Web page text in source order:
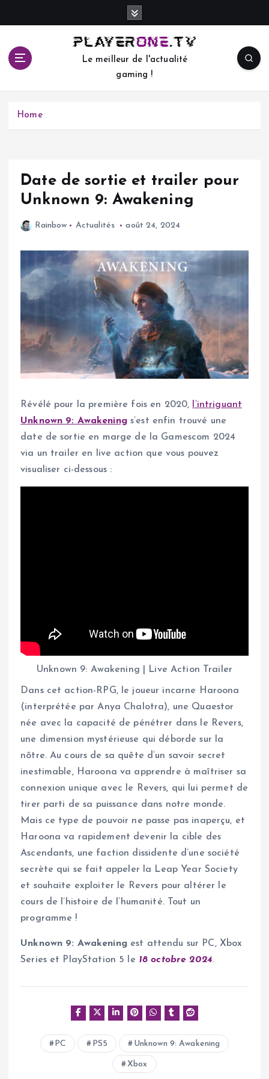
c
Le meilleur de l'actualité
gaming !
Home
Date de sortie et trailer pour
Unknown 9: Awakening
Rainbow Actualités août 24, 2024
Révélé pour la première fois en 2020, l’intriguant
Unknown 9: Awakenings’est enfin trouvé une
date de sortie en marge de la Gamescom 2024
via un trailer en live action que vous pouvez
visualiser ci-dessous :
Unknown 9: Awakening | Live Action Trailer
Dans cet action-RPG, le joueur incarne Haroona
(interprétée par Anya Chalotra), une Quaestor
née avec la capacité de pénétrer dans le Revers,
une dimension mystérieuse qui déborde sur la
nôtre. Au cours de sa quête d’un savoir secret
inestimable, Haroona va apprendre à maîtriser sa
connexion unique avec le Revers, qui lui permet de
tirer parti de sa puissance dans notre monde.
Mais ce type de pouvoir ne passe pas inaperçu, et
Haroona va rapidement devenir la cible des
Ascendants, une faction dissidente d’une société
secrète qui se fait appeler la Leap Year Society
et souhaite exploiter le Revers pour altérer le
cours de l’histoire de l’humanité. Tout un
programme !
Unknown 9: Awakeningest attendu sur PC, Xbox
Series et PlayStation 5 le 18 octobre 2024.
PC PS5 Unknown 9: Awakening
Xbox